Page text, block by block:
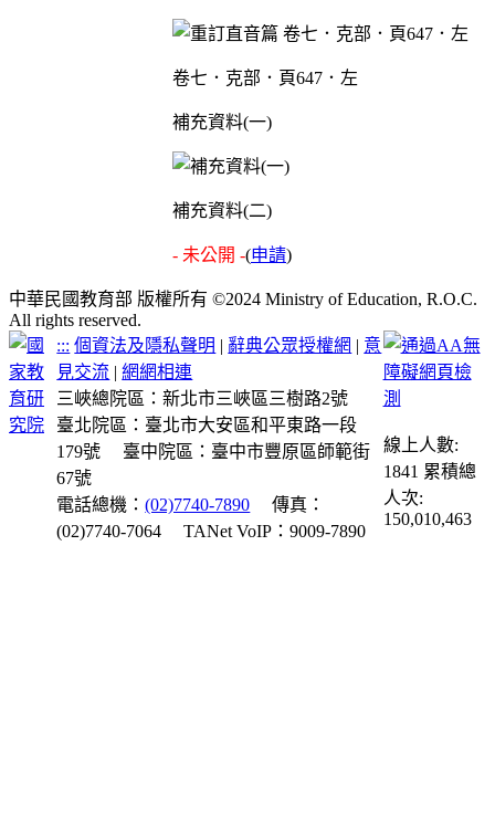
卷七．克部．頁647．左
補充資料(一)
補充資料(二)
- 未公開 -(申請)
中華民國教育部 版權所有 ©2024 Ministry of Education, R.O.C.
All rights reserved.
::: 個資法及隱私聲明 | 辭典公眾授權網 | 意
見交流 |網網相連
三峽總院區：新北市三峽區三樹路2號
臺北院區：臺北市大安區和平東路一段
179號
臺中院區：臺中市豐原區師範街
67號
電話總機：(02)7740-7890
傳真：
(02)7740-7064
TANet VoIP：9009-7890
線上人數:
1841 累積總
人次:
150,010,463